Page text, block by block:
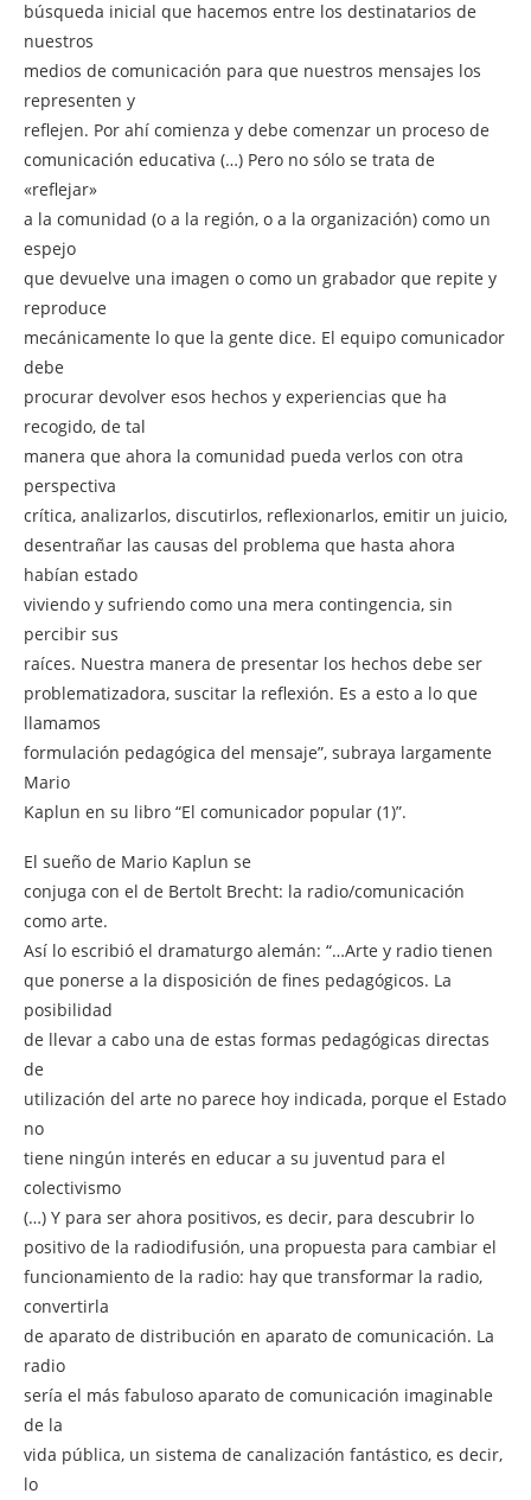
búsqueda inicial que hacemos entre los destinatarios de
nuestros
medios de comunicación para que nuestros mensajes los
representen y
reflejen. Por ahí comienza y debe comenzar un proceso de
comunicación educativa (…) Pero no sólo se trata de
«reflejar»
a la comunidad (o a la región, o a la organización) como un
espejo
que devuelve una imagen o como un grabador que repite y
reproduce
mecánicamente lo que la gente dice. El equipo comunicador
debe
procurar devolver esos hechos y experiencias que ha
recogido, de tal
manera que ahora la comunidad pueda verlos con otra
perspectiva
crítica, analizarlos, discutirlos, reflexionarlos, emitir un juicio,
desentrañar las causas del problema que hasta ahora
habían estado
viviendo y sufriendo como una mera contingencia, sin
percibir sus
raíces. Nuestra manera de presentar los hechos debe ser
problematizadora, suscitar la reflexión. Es a esto a lo que
llamamos
formulación pedagógica del mensaje”, subraya largamente
Mario
Kaplun en su libro “El comunicador popular (1)”.
El sueño de Mario Kaplun se
conjuga con el de Bertolt Brecht: la radio/comunicación
como arte.
Así lo escribió el dramaturgo alemán: “…Arte y radio tienen
que ponerse a la disposición de fines pedagógicos. La
posibilidad
de llevar a cabo una de estas formas pedagógicas directas
de
utilización del arte no parece hoy indicada, porque el Estado
no
tiene ningún interés en educar a su juventud para el
colectivismo
(…) Y para ser ahora positivos, es decir, para descubrir lo
positivo de la radiodifusión, una propuesta para cambiar el
funcionamiento de la radio: hay que transformar la radio,
convertirla
de aparato de distribución en aparato de comunicación. La
radio
sería el más fabuloso aparato de comunicación imaginable
de la
vida pública, un sistema de canalización fantástico, es decir,
lo